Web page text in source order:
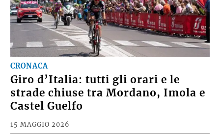
CRONACA
Giro d’Italia: tutti gli orari e le
strade chiuse tra Mordano, Imola e
Castel Guelfo
15 MAGGIO 2026